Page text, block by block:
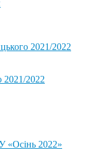
2021/2022
2021/2022
«Осінь 2022»